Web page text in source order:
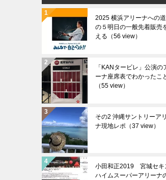
2025 横浜アリーナへの
の５明日の一般先着販売
える（56 view）
「KANタービレ」公演の
ーナ座席表でわかったこ
（55 view）
その2 沖縄サントリーア
ナ現地レポ（37 view）
小田和正2019 宮城セキ
ハイムスーパーアリーナ